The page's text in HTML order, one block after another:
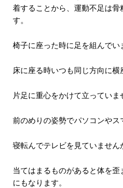
着することから、運動不足は骨
す。
椅子に座った時に足を組んでい
床に座る時いつも同じ方向に横
片足に重心をかけて立っていま
前のめりの姿勢でパソコンやス
寝転んでテレビを見ていません
当てはまるものがあると体を
にもなります。